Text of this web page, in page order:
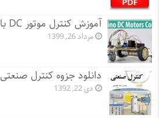
آموزش کنترل موتور DC با آردوینو
مرداد 26, 1399
دانلود جزوه کنترل صنعتی
دی 22, 1392